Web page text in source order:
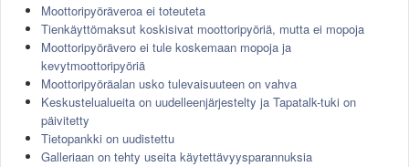
Moottoripyöräveroa ei toteuteta
Tienkäyttömaksut koskisivat moottoripyöriä, mutta ei mopoja
Moottoripyörävero ei tule koskemaan mopoja ja
kevytmoottoripyöriä
Moottoripyöräalan usko tulevaisuuteen on vahva
Keskustelualueita on uudelleenjärjestelty ja Tapatalk-tuki on
päivitetty
Tietopankki on uudistettu
Galleriaan on tehty useita käytettävyysparannuksia